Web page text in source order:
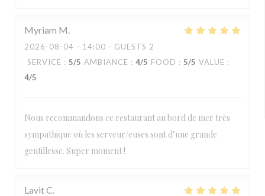
Myriam M
2026-08-04 - 14:00 - GUESTS 2
SERVICE : 5/5 AMBIANCE : 4/5 FOOD : 5/5 VALUE :
4/5
Nous recommandons ce restaurant au bord de mer très
sympathique où les serveur/euses sont d’une grande
gentillesse. Super moment !
LavitC